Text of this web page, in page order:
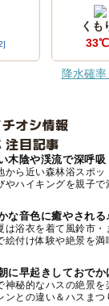
くも
33℃
降水確
オシ情報
注目記事
木陰や渓流で深呼吸
から近い森林浴スポッ
やハイキングを親子で
な音色に癒やされる
は浴衣を着て風鈴市・
絵付け体験や絶景を満
に早起きしておでか
神秘的なハスの絶景を
ンとの違い＆ハスまつ